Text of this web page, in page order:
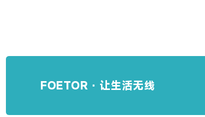
FOETOR · 让生活无线